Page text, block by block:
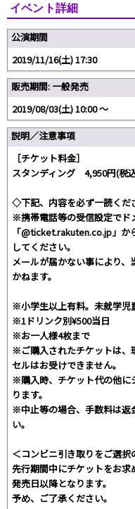
イベント詳細
公演期間
2019/11/16(土) 17:30
販売期間: 一般発売
2019/08/03(土) 10:00 〜
説明／注意事項
［チケット料金］
スタンディング 4,950円(税
◇下記、内容を必ず一読くだ
※携帯電話等の受信設定でド
「@ticket.rakuten.co.jp」
してください。
メールが届かない事により
かねます。
※小学生以上有料。未就学児
※1ドリンク別¥500当日
※お一人様4枚まで
※ご購入されたチケットは、
セルはお受けできません。
※購入時、チケット代の他に
ります。
※中止等の場合、手数料は返
い。
＜コンビニ引き取りをご選択
先行期間中にチケットをお
発売日以降となります。
予め、ご了承ください。